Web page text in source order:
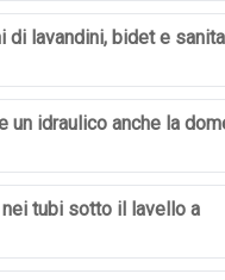
di lavandini, bidet e
un idraulico anche la
tubi sotto il lavello a